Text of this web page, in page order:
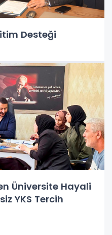
Desteği
Üniversite Hayali
YKS Tercih